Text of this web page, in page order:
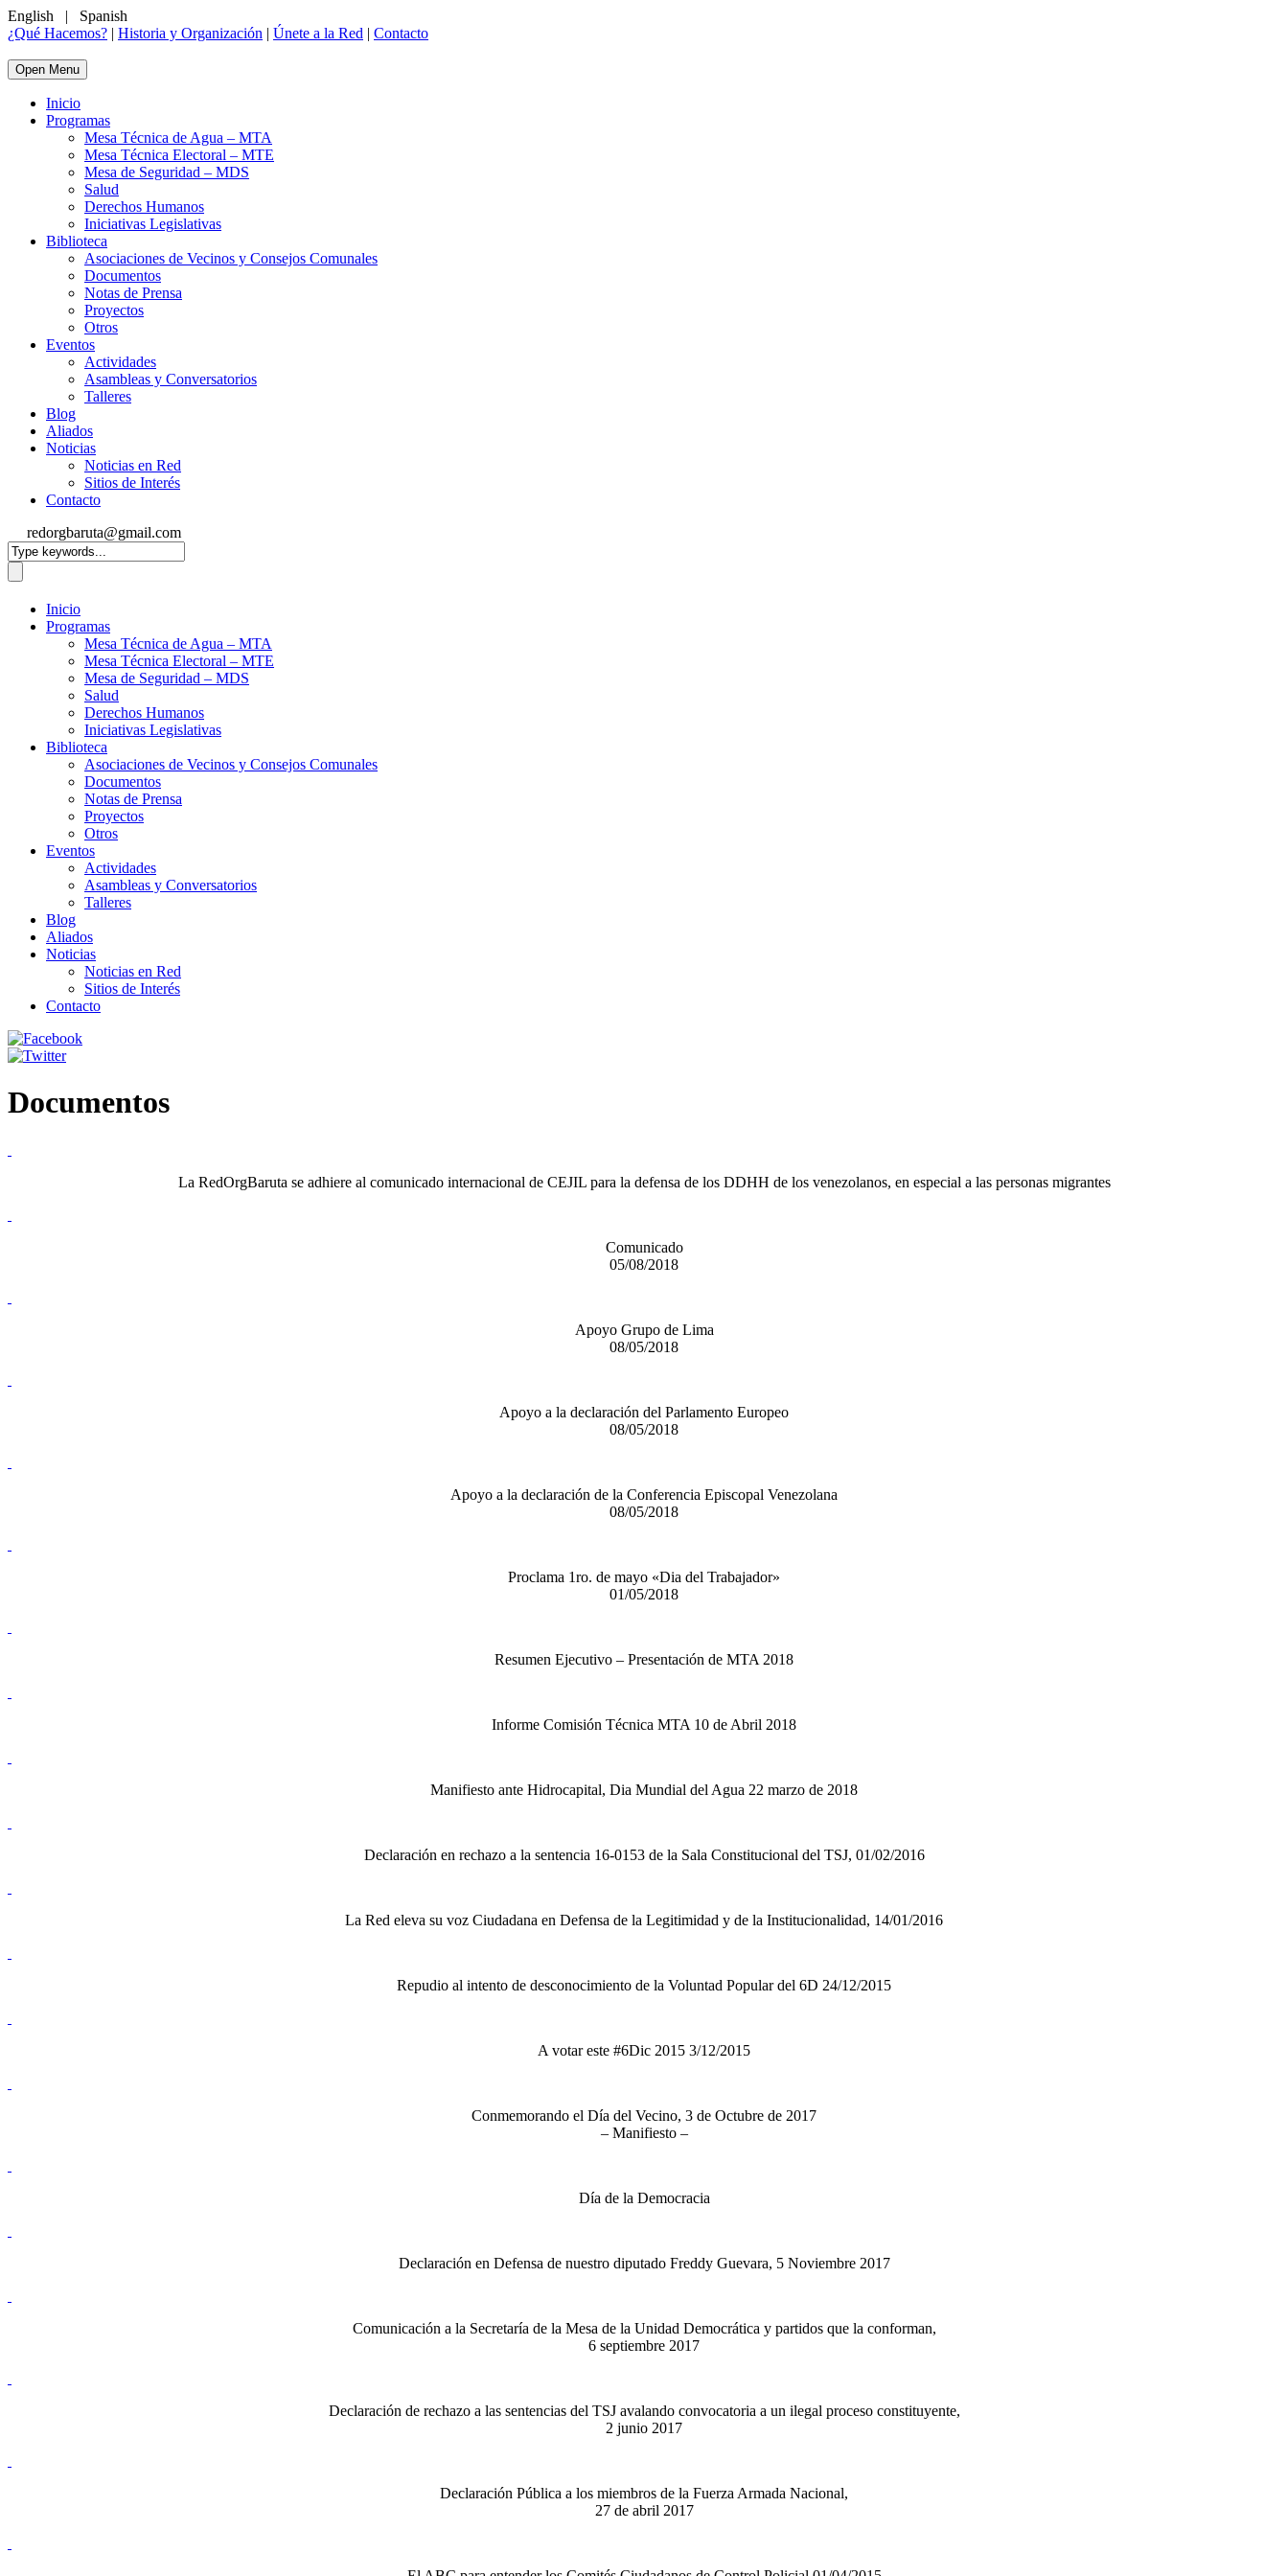
English |
Spanish
¿Qué Hacemos? | Historia y Organización | Únete a la Red | Contacto
Open Menu
Inicio
Programas
Mesa Técnica de Agua – MTA
Mesa Técnica Electoral – MTE
Mesa de Seguridad – MDS
Salud
Derechos Humanos
Iniciativas Legislativas
Biblioteca
Asociaciones de Vecinos y Consejos Comunales
Documentos
Notas de Prensa
Proyectos
Otros
Eventos
Actividades
Asambleas y Conversatorios
Talleres
Blog
Aliados
Noticias
Noticias en Red
Sitios de Interés
Contacto
redorgbaruta@gmail.com
Inicio
Programas
Mesa Técnica de Agua – MTA
Mesa Técnica Electoral – MTE
Mesa de Seguridad – MDS
Salud
Derechos Humanos
Iniciativas Legislativas
Biblioteca
Asociaciones de Vecinos y Consejos Comunales
Documentos
Notas de Prensa
Proyectos
Otros
Eventos
Actividades
Asambleas y Conversatorios
Talleres
Blog
Aliados
Noticias
Noticias en Red
Sitios de Interés
Contacto
Documentos
La RedOrgBaruta se adhiere al comunicado internacional de CEJIL para la defensa de los DDHH de los venezolanos, en especial a las personas migrantes
Comunicado
05/08/2018
Apoyo Grupo de Lima
08/05/2018
Apoyo a la declaración del Parlamento Europeo
08/05/2018
Apoyo a la declaración de la Conferencia Episcopal Venezolana
08/05/2018
Proclama 1ro. de mayo «Dia del Trabajador»
01/05/2018
Resumen Ejecutivo – Presentación de MTA 2018
Informe Comisión Técnica MTA 10 de Abril 2018
Manifiesto ante Hidrocapital, Dia Mundial del Agua 22 marzo de 2018
Declaración en rechazo a la sentencia 16-0153 de la Sala Constitucional del TSJ, 01/02/2016
La Red eleva su voz Ciudadana en Defensa de la Legitimidad y de la Institucionalidad, 14/01/2016
Repudio al intento de desconocimiento de la Voluntad Popular del 6D 24/12/2015
A votar este #6Dic 2015 3/12/2015
Conmemorando el Día del Vecino, 3 de Octubre de 2017
– Manifiesto –
Día de la Democracia
Declaración en Defensa de nuestro diputado Freddy Guevara, 5 Noviembre 2017
Comunicación a la Secretaría de la Mesa de la Unidad Democrática y partidos que la conforman,
6 septiembre 2017
Declaración de rechazo a las sentencias del TSJ avalando convocatoria a un ilegal proceso constituyente,
2 junio 2017
Declaración Pública a los miembros de la Fuerza Armada Nacional,
27 de abril 2017